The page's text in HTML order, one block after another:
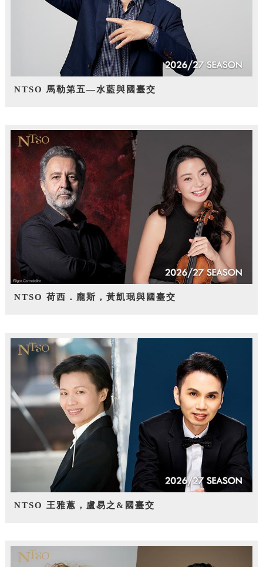
NTSO 馬勒第五—水藍與國臺交
NTSO 荷西．龐斯，黃凱珉與國臺交
NTSO 王雅蕙，盧易之&國臺交